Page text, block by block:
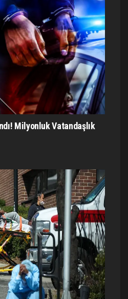
Milyonluk Vatandaşlık